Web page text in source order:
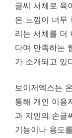
글씨 서체로 육
은 느낌이 너무
리는 서체를 더
다며 만족하는
가 소개되고 있
보이저엑스는
통해 개인 이용
과 지인의 손글
기능이나 용도